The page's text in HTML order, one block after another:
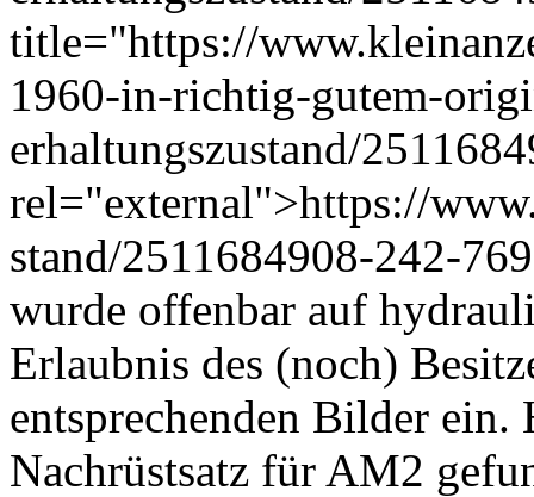
title="https://
1960-in-richtig-gutem-
erhaltungszustand/
rel="external">https://
stand/2511684908-242-
wurde offenbar auf
Erlaubnis des (noch)
entsprechenden Bilder ein.
Nachrüstsatz für AM2